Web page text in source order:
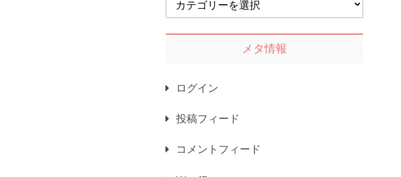
メタ情報
ログイン
投稿フィード
コメントフィード